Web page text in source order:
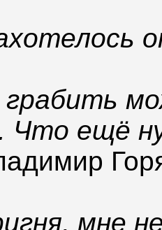
грабить
Что ещё
мне